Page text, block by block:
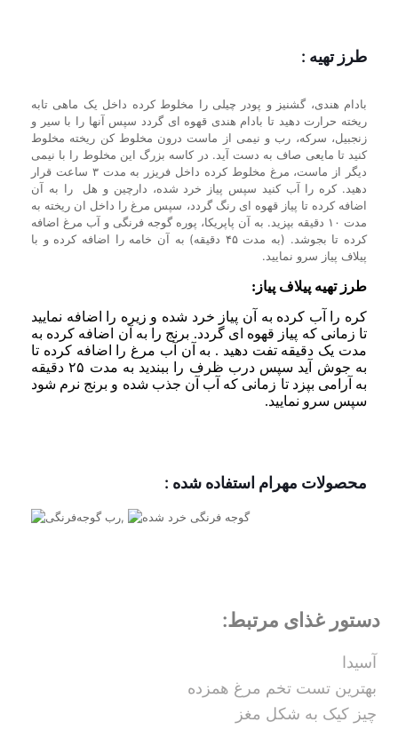
طرز تهیه :
بادام هندی، گشنیز و پودر چیلی را مخلوط کرده داخل یک ماهی تابه
ریخته حرارت دهید تا بادام هندی قهوه ای گردد سپس آنها را با سیر و
زنجبیل، سرکه، رب و نیمی از ماست درون مخلوط کن ریخته مخلوط
کنید تا مایعی صاف به دست آید. در کاسه بزرگ این مخلوط را با نیمی
دیگر از ماست، مرغ مخلوط کرده داخل فریزر به مدت ۳ ساعت قرار
دهید. کره را آب کنید سپس پیاز خرد شده، دارچین و هل را به آن
اضافه کرده تا پیاز قهوه ای رنگ گردد، سپس مرغ را داخل ان ریخته به
مدت ۱۰ دقیقه بپزید. به آن پاپریکا، پوره گوجه فرنگی و آب مرغ اضافه
کرده تا بجوشد. (به مدت ۴۵ دقیقه) به آن خامه را اضافه کرده و با
پیلاف پیاز سرو نمایید.
طرز تهیه پیلاف پیاز:
کره را آب کرده به آن پیاز خرد شده و زیره را اضافه نمایید
تا زمانی که پیاز قهوه ای گردد. برنج را به آن اضافه کرده به
مدت یک دقیقه تفت دهید . به آن آب مرغ را اضافه کرده تا
به جوش آید سپس درب ظرف را ببندید به مدت ۲۵ دقیقه
به آرامی بپزد تا زمانی که آب آن جذب شده و برنج نرم شود
سپس سرو نمایید.
محصولات مهرام استفاده شده :
,
دستور غذای مرتبط:
آسیدا
بهترین تست تخم مرغ همزده
چیز کیک به شکل مغز